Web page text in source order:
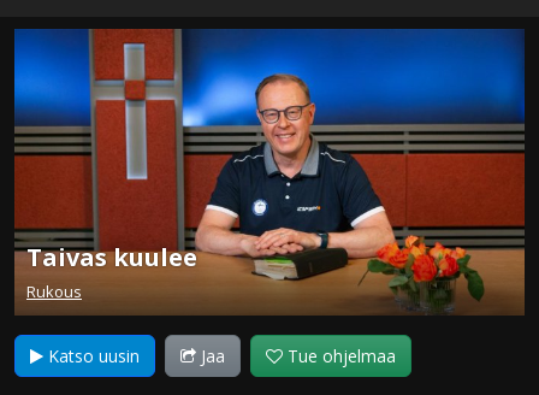
Taivas kuulee
Rukous
Katso uusin Jaa Tue ohjelmaa